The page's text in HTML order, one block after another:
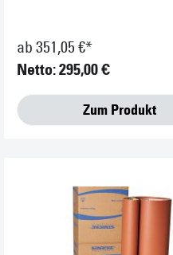
ab 351,05 €*
Netto: 295,00 €
Zum Produkt